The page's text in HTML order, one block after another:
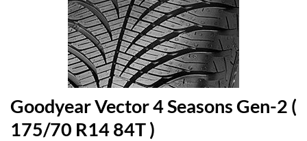
Goodyear Vector 4 Seasons Gen-2 (
175/70 R14 84T )